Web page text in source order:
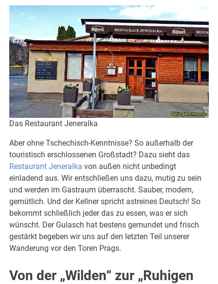
Das Restaurant Jeneralka
Aber ohne Tschechisch-Kenntnisse? So außerhalb der
touristisch erschlossenen Großstadt? Dazu sieht das
Restaurant Jeneralkavon außen nicht unbedingt
einladend aus. Wir entschließen uns dazu, mutig zu sein
und werden im Gastraum überrascht. Sauber, modern,
gemütlich. Und der Kellner spricht astreines Deutsch! So
bekommt schließlich jeder das zu essen, was er sich
wünscht. Der Gulasch hat bestens gemundet und frisch
gestärkt begeben wir uns auf den letzten Teil unserer
Wanderung vor den Toren Prags.
Von der „Wilden“ zur „Ruhigen